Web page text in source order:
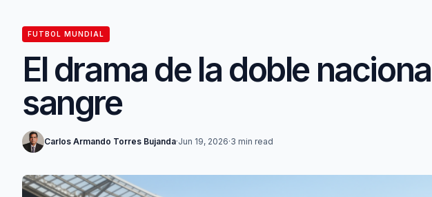
FUTBOL MUNDIAL
El drama de la doble
sangre
Carlos Armando Torres Bujanda·Jun 19, 2026·3 min read